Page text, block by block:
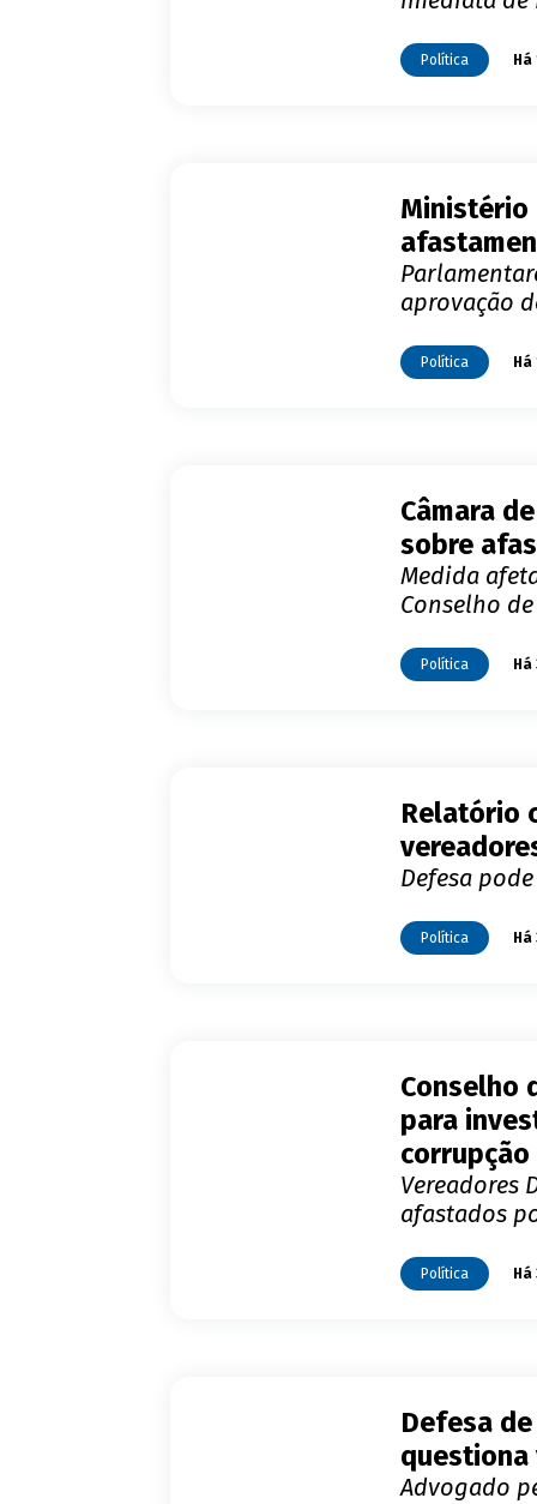
Política
Ministério
aprovação
Política
Câmara
sobre
Medida
Conselho
Política
Relatório
Defesa
Política
Conselho
para
corrupção
Vereadores
afastados
Política
Defesa
questiona
Advogado